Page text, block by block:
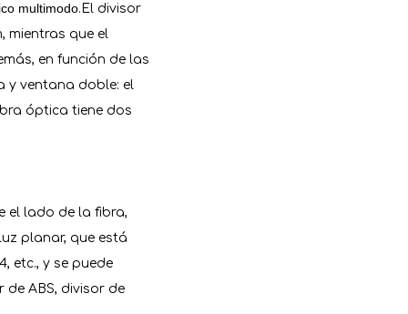
multimodo.El divisor
mientras que el
en función de las
y ventana doble: el
óptica tiene dos
el lado de la fibra,
planar, que está
etc., y se puede
de ABS, divisor de